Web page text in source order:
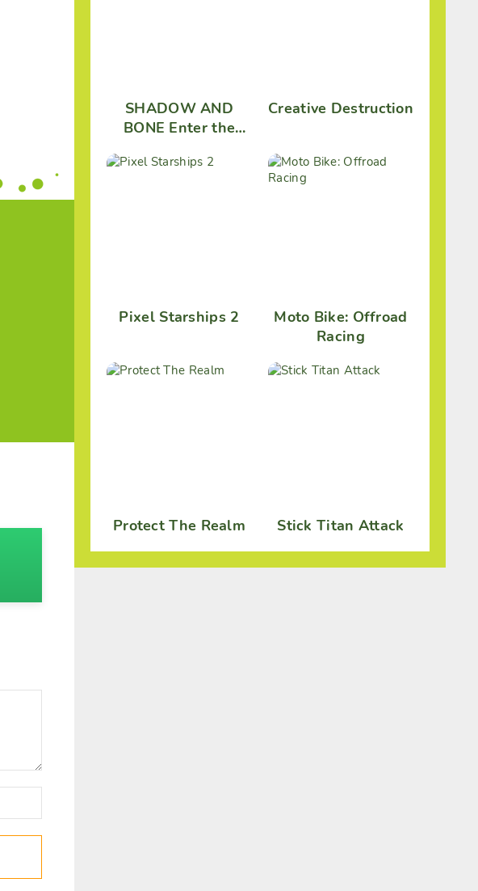
SHADOW AND
BONE Enter the
Creative Destruction
Pixel Starships 2
Moto Bike: Offroad
Racing
Protect The Realm Stick Titan Attack